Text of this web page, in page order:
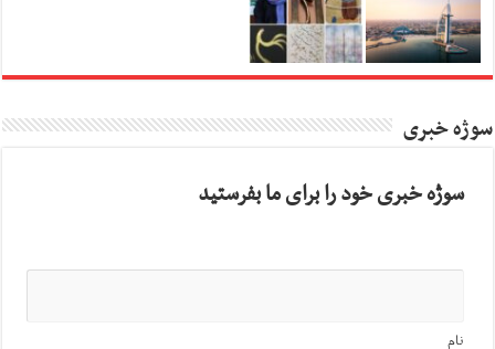
سوژه خبری
سوژه خبری خود را برای ما بفرستید
نام